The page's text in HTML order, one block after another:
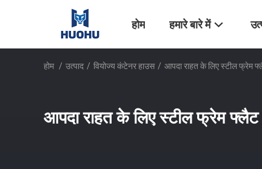
होम हमारे बारे में
होम / उत्पाद / वियोज्य कंटेनर हाउस / आपदा राहत के लिए स्टील फ्रेम
आपदा राहत के लिए स्टील फ्रेम